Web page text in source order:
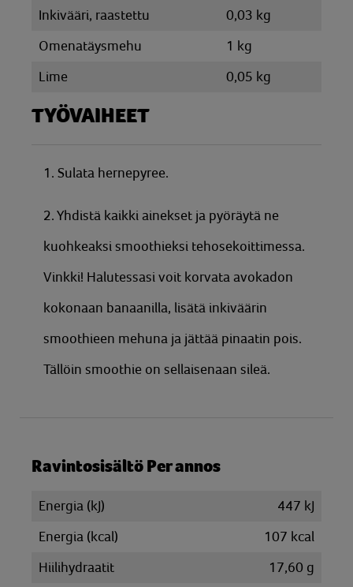
Inkivääri, raastettu
0,03 kg
Omenatäysmehu
1 kg
Lime
0,05 kg
TYÖVAIHEET
1. Sulata hernepyree.
2. Yhdistä kaikki ainekset ja pyöräytä ne
kuohkeaksi smoothieksi tehosekoittimessa.
Vinkki! Halutessasi voit korvata avokadon
kokonaan banaanilla, lisätä inkiväärin
smoothieen mehuna ja jättää pinaatin pois.
Tällöin smoothie on sellaisenaan sileä.
Ravintosisältö Per annos
Energia (kJ)
447 kJ
Energia (kcal)
107 kcal
Hiilihydraatit
17,60 g